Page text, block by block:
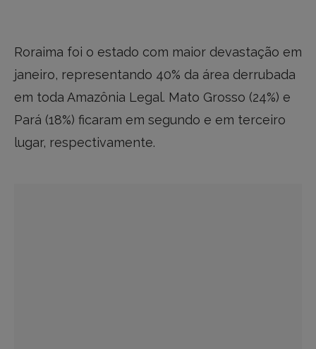
Roraima foi o estado com maior devastação em
janeiro, representando 40% da área derrubada
em toda Amazônia Legal. Mato Grosso (24%) e
Pará (18%) ficaram em segundo e em terceiro
lugar, respectivamente.